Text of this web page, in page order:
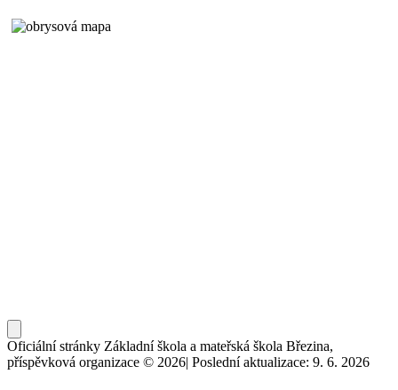
Oficiální stránky Základní škola a mateřská škola Březina,
příspěvková organizace © 2026| Poslední aktualizace: 9. 6. 2026